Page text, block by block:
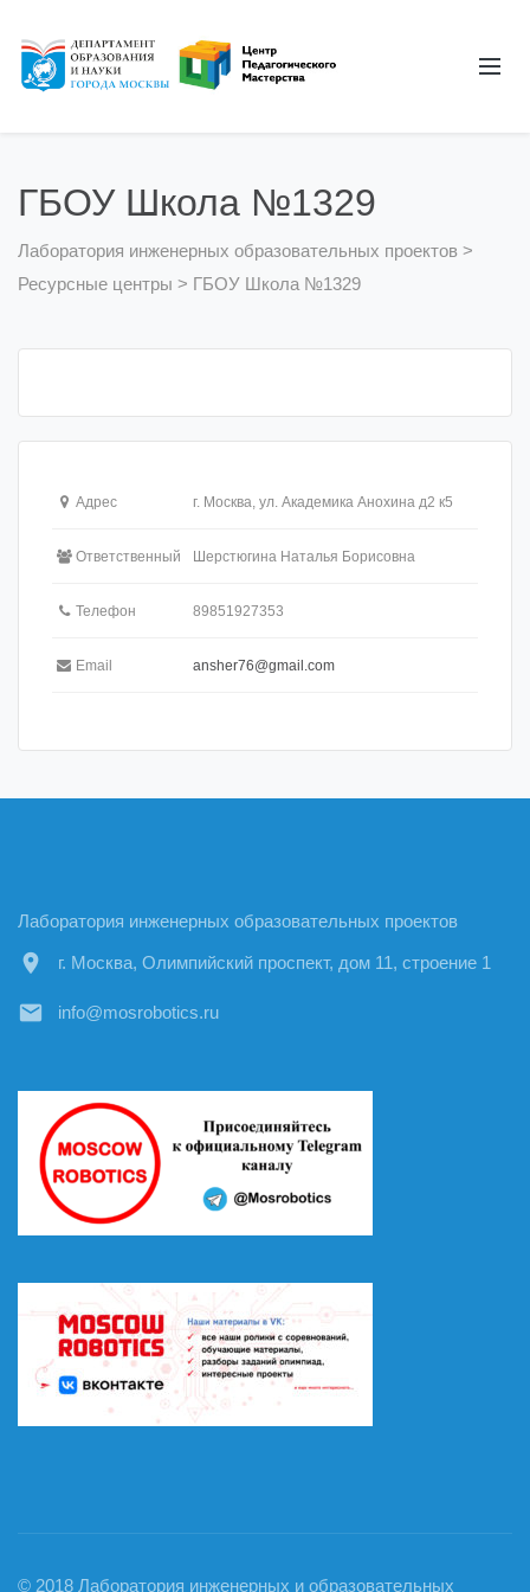
ГБОУ Школа №1329
Лаборатория инженерных образовательных проектов >
Ресурсные центры > ГБОУ Школа №1329
Адрес г. Москва, ул. Академика Анохина д2 к5
Ответственный Шерстюгина Наталья Борисовна
Телефон 89851927353
Email ansher76@gmail.com
Лаборатория инженерных образовательных проектов
location_on г. Москва, Олимпийский проспект, дом 11, строение 1
email info@mosrobotics.ru
© 2018 Лаборатория инженерных и образовательных